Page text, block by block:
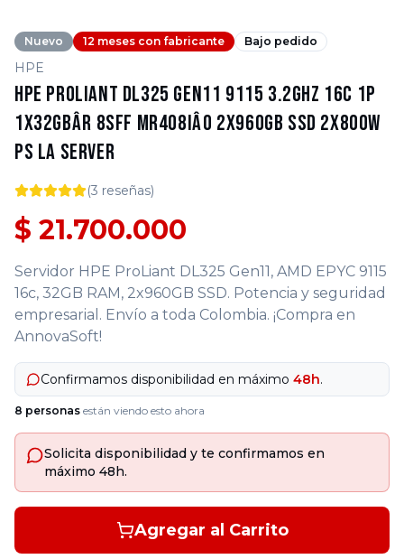
Nuevo 12 meses con fabricante Bajo pedido
HPE
HPE ProLiant DL325 Gen11 9115 3.2GHz 16c 1P
1x32GBâR 8SFF MR408iâo 2x960GB SSD 2x800W
PS LA Server
(3 reseñas)
$ 21.700.000
Servidor HPE ProLiant DL325 Gen11, AMD EPYC 9115
16c, 32GB RAM, 2x960GB SSD. Potencia y seguridad
empresarial. Envío a toda Colombia. ¡Compra en
AnnovaSoft!
Confirmamos disponibilidad en máximo 48h.
8 personas están viendo esto ahora
Solicita disponibilidad y te confirmamos en
máximo 48h.
Agregar al Carrito